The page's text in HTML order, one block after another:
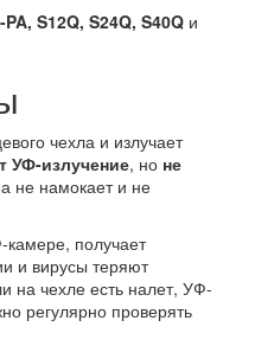
PA, S12Q, S24Q, S40Q и
чехла и излучает
УФ-излучение, но не
не намокает и не
камере, получает
и вирусы теряют
на чехле есть налет, УФ-
регулярно проверять